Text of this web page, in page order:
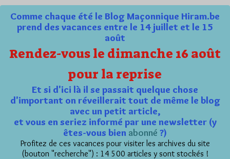
Comme chaque été le Blog Maçonnique Hiram.be
prend des vacances entre le 14 juillet et le 15
août
Rendez-vous le dimanche 16 août
pour la reprise
Et si d'ici là il se passait quelque chose
d'important on réveillerait tout de même le blog
avec un petit article,
et vous en seriez informé par une newsletter (y
êtes-vous bien abonné ?)
Profitez de ces vacances pour visiter les archives du site
(bouton "recherche") : 14 500 articles y sont stockés !